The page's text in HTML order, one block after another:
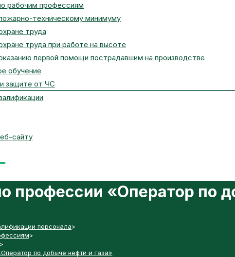
рабочим профессиям
техническому минимуму
труда
труда при работе на высоте
первой помощи пострадавшим на производстве
обучение
защите от ЧС
сайту
профессии «Оператор по
персонала>
>
>
по добыче нефти и газа»